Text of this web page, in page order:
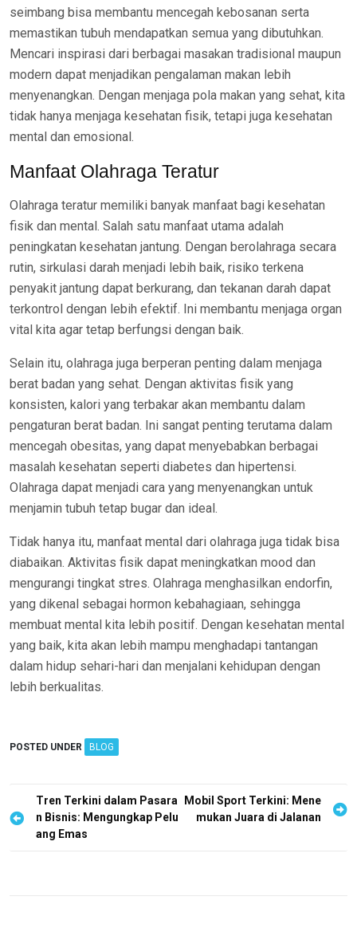
seimbang bisa membantu mencegah kebosanan serta
memastikan tubuh mendapatkan semua yang dibutuhkan.
Mencari inspirasi dari berbagai masakan tradisional maupun
modern dapat menjadikan pengalaman makan lebih
menyenangkan. Dengan menjaga pola makan yang sehat, kita
tidak hanya menjaga kesehatan fisik, tetapi juga kesehatan
mental dan emosional.
Manfaat Olahraga Teratur
Olahraga teratur memiliki banyak manfaat bagi kesehatan
fisik dan mental. Salah satu manfaat utama adalah
peningkatan kesehatan jantung. Dengan berolahraga secara
rutin, sirkulasi darah menjadi lebih baik, risiko terkena
penyakit jantung dapat berkurang, dan tekanan darah dapat
terkontrol dengan lebih efektif. Ini membantu menjaga organ
vital kita agar tetap berfungsi dengan baik.
Selain itu, olahraga juga berperan penting dalam menjaga
berat badan yang sehat. Dengan aktivitas fisik yang
konsisten, kalori yang terbakar akan membantu dalam
pengaturan berat badan. Ini sangat penting terutama dalam
mencegah obesitas, yang dapat menyebabkan berbagai
masalah kesehatan seperti diabetes dan hipertensi.
Olahraga dapat menjadi cara yang menyenangkan untuk
menjamin tubuh tetap bugar dan ideal.
Tidak hanya itu, manfaat mental dari olahraga juga tidak bisa
diabaikan. Aktivitas fisik dapat meningkatkan mood dan
mengurangi tingkat stres. Olahraga menghasilkan endorfin,
yang dikenal sebagai hormon kebahagiaan, sehingga
membuat mental kita lebih positif. Dengan kesehatan mental
yang baik, kita akan lebih mampu menghadapi tantangan
dalam hidup sehari-hari dan menjalani kehidupan dengan
lebih berkualitas.
POSTED UNDER BLOG
o
Tren Terkini dalam Pasara
n Bisnis: Mengungkap Pelu
ang Emas
Mobil Sport Terkini: Mene
mukan Juara di Jalanan